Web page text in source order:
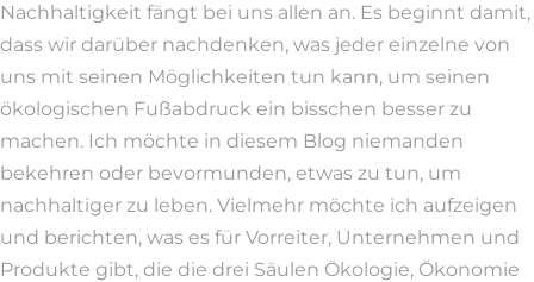
Nachhaltigkeit fängt bei uns allen an. Es beginnt damit,
dass wir darüber nachdenken, was jeder einzelne von
uns mit seinen Möglichkeiten tun kann, um seinen
ökologischen Fußabdruck ein bisschen besser zu
machen. Ich möchte in diesem Blog niemanden
bekehren oder bevormunden, etwas zu tun, um
nachhaltiger zu leben. Vielmehr möchte ich aufzeigen
und berichten, was es für Vorreiter, Unternehmen und
Produkte gibt, die die drei Säulen Ökologie, Ökonomie